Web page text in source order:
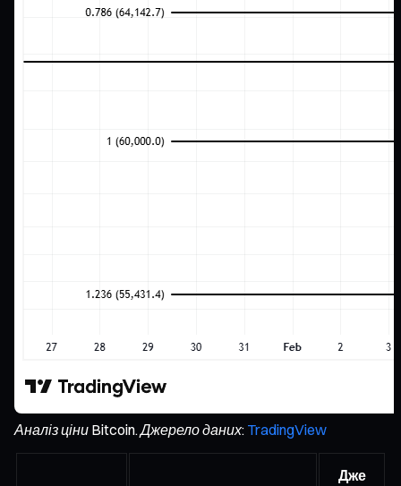
Аналіз ціни Bitcoin. Джерело даних: TradingView
Дже